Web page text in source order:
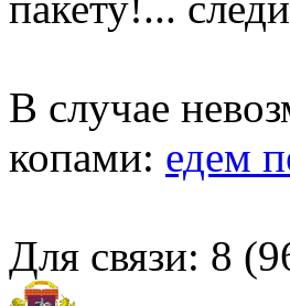
В случае
копами: едем
Для связи: 8